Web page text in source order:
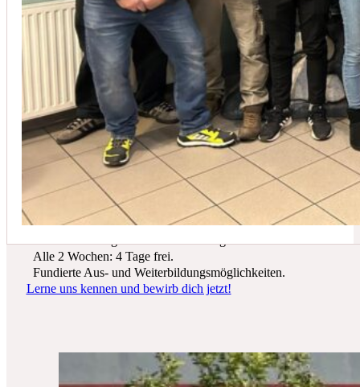
In der Regel empfehlen wir eine Wartung mindestens einmal
Du suchst einen zukunftssicheren Arbeitsplatz? Bei Schicker Technik
erwarten dich spannende Projekte, ein freundliches Team und beste
Entwicklungsmöglichkeiten.
Wir bieten dir:
Ein sicherer Arbeitsplatz in einer krisenfesten Branche.
Alle 2 Wochen: 4 Tage frei.
Fundierte Aus- und Weiterbildungsmöglichkeiten.
Lerne uns kennen und bewirb dich jetzt!